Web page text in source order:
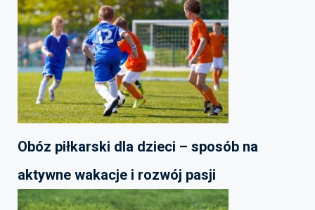
Obóz piłkarski dla dzieci – sposób na
aktywne wakacje i rozwój pasji